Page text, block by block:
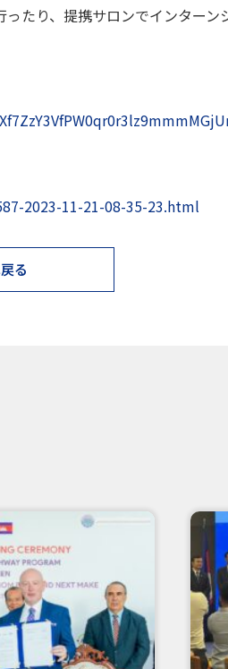
たり、提携サロンでインターン
2023-11-21-08-35-23.html
る